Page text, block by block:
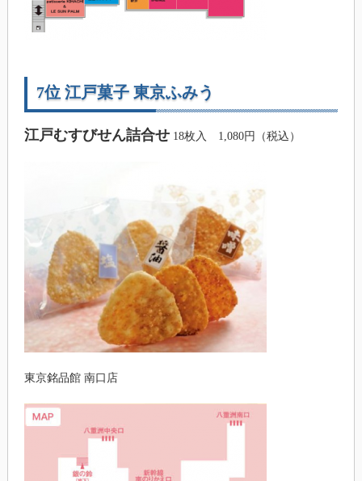
7位 江戸菓子 東京ふみう
江戸むすびせん詰合せ18枚入 1,080円（税込）
東京銘品館 南口店